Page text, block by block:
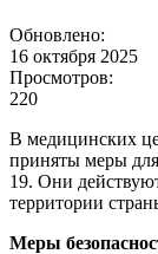
Обновлено:
16 октября 2025
Просмотров:
220
В медицинских
приняты меры
19. Они
территории
Меры